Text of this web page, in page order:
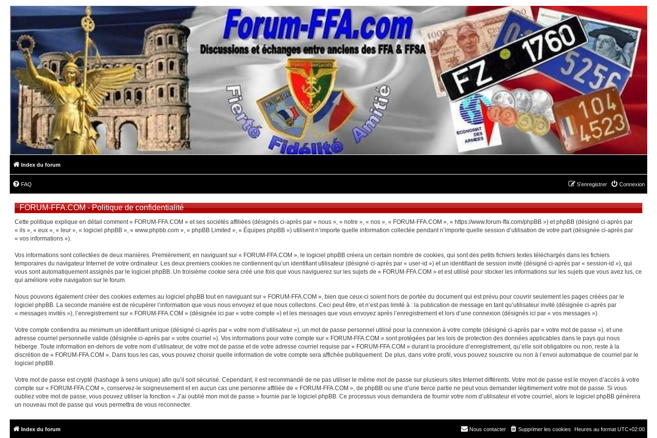
Index du forum
FAQ Connexion
S’enregistrer
FORUM-FFA.COM - Politique de confidentialité
Cette politique explique en détail comment « FORUM-FFA.COM » et ses sociétés affiliées (désignés ci-après par « nous », « notre », « nos », « FORUM-FFA.COM », « https://www.forum-ffa.com/phpBB ») et phpBB (désigné ci-après par
« ils », « eux », « leur », « logiciel phpBB », « www.phpbb.com », « phpBB Limited », « Équipes phpBB ») utilisent n’importe quelle information collectée pendant n’importe quelle session d’utilisation de votre part (désignée ci-après par
« vos informations »).
Vos informations sont collectées de deux manières. Premièrement, en naviguant sur « FORUM-FFA.COM », le logiciel phpBB créera un certain nombre de cookies, qui sont des petits fichiers textes téléchargés dans les fichiers
temporaires du navigateur Internet de votre ordinateur. Les deux premiers cookies ne contiennent qu’un identifiant utilisateur (désigné ci-après par « user-id ») et un identifiant de session invité (désigné ci-après par « session-id »), qui
vous sont automatiquement assignés par le logiciel phpBB. Un troisième cookie sera créé une fois que vous naviguerez sur les sujets de « FORUM-FFA.COM » et est utilisé pour stocker les informations sur les sujets que vous avez lus, ce
qui améliore votre navigation sur le forum.
Nous pouvons également créer des cookies externes au logiciel phpBB tout en naviguant sur « FORUM-FFA.COM », bien que ceux-ci soient hors de portée du document qui est prévu pour couvrir seulement les pages créées par le
logiciel phpBB. La seconde manière est de récupérer l’information que vous nous envoyez et que nous collectons. Ceci peut être, et n’est pas limité à : la publication de message en tant qu’utilisateur invité (désignée ci-après par
« messages invités »), l’enregistrement sur « FORUM-FFA.COM » (désignée ici par « votre compte ») et les messages que vous envoyez après l’enregistrement et lors d’une connexion (désignés ici par « vos messages »).
Votre compte contiendra au minimum un identifiant unique (désigné ci-après par « votre nom d’utilisateur »), un mot de passe personnel utilisé pour la connexion à votre compte (désigné ci-après par « votre mot de passe »), et une
adresse courriel personnelle valide (désignée ci-après par « votre courriel »). Vos informations pour votre compte sur « FORUM-FFA.COM » sont protégées par les lois de protection des données applicables dans le pays qui nous
héberge. Toute information en-dehors de votre nom d’utilisateur, de votre mot de passe et de votre adresse courriel requise par « FORUM-FFA.COM » durant la procédure d’enregistrement, qu’elle soit obligatoire ou non, reste à la
discrétion de « FORUM-FFA.COM ». Dans tous les cas, vous pouvez choisir quelle information de votre compte sera affichée publiquement. De plus, dans votre profil, vous pouvez souscrire ou non à l’envoi automatique de courriel par le
logiciel phpBB.
Votre mot de passe est crypté (hashage à sens unique) afin qu’il soit sécurisé. Cependant, il est recommandé de ne pas utiliser le même mot de passe sur plusieurs sites Internet différents. Votre mot de passe est le moyen d’accès à votre
compte sur « FORUM-FFA.COM », conservez-le soigneusement et en aucun cas une personne affiliée de « FORUM-FFA.COM », de phpBB ou une d’une tierce partie ne peut vous demander légitimement votre mot de passe. Si vous
oubliez votre mot de passe, vous pouvez utiliser la fonction « J’ai oublié mon mot de passe » fournie par le logiciel phpBB. Ce processus vous demandera de fournir votre nom d’utilisateur et votre courriel, alors le logiciel phpBB générera
un nouveau mot de passe qui vous permettra de vous reconnecter.
Index du forum Heures au format UTC+02:00
Supprimer les cookies
Nous contacter